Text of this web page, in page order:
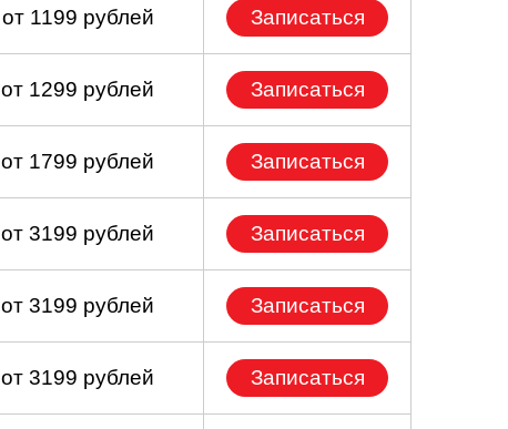
от 1199 рублей Записаться
от 1299 рублей Записаться
от 1799 рублей Записаться
от 3199 рублей Записаться
от 3199 рублей Записаться
от 3199 рублей Записаться